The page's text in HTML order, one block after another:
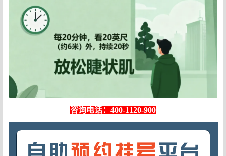
咨询电话：400-1120-900